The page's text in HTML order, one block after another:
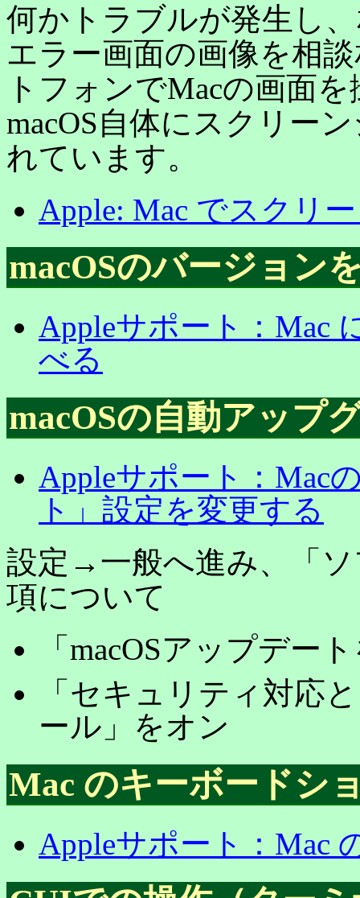
何かトラブルが発生し
エラー画面の画像を相
トフォンでMacの画面
macOS自体にスクリー
れています。
Apple: Mac でスクリ
macOSのバージョン
Appleサポート：Mac
べる
macOSの自動アップ
Appleサポート：Mac
ト」設定を変更する
設定→一般へ進み、「
項について
「macOSアップデー
「セキュリティ対応
ール」をオン
Mac のキーボードシ
Appleサポート：Mac